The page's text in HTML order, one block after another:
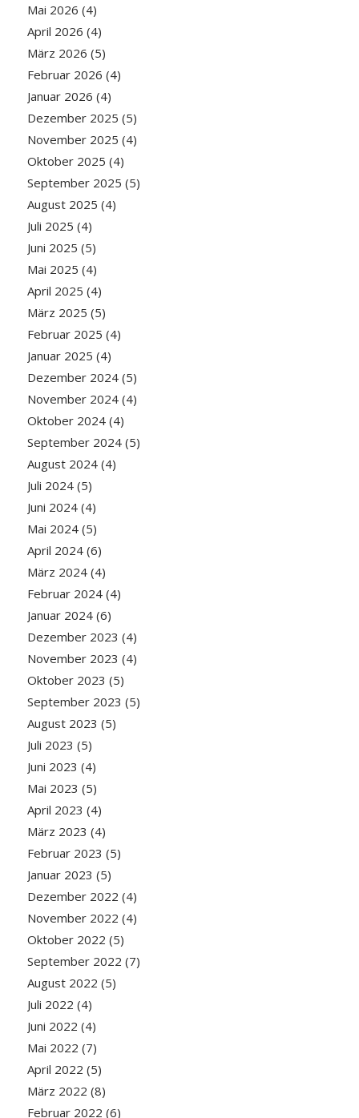
Mai 2026 (4)
April 2026 (4)
März 2026 (5)
Februar 2026 (4)
Januar 2026 (4)
Dezember 2025 (5)
November 2025 (4)
Oktober 2025 (4)
September 2025 (5)
August 2025 (4)
Juli 2025 (4)
Juni 2025 (5)
Mai 2025 (4)
April 2025 (4)
März 2025 (5)
Februar 2025 (4)
Januar 2025 (4)
Dezember 2024(5)
November 2024(4)
Oktober 2024(4)
September 2024(5)
August 2024(4)
Juli 2024(5)
Juni 2024(4)
Mai 2024(5)
April 2024(6)
März 2024(4)
Februar 2024(4)
Januar 2024(6)
Dezember 2023 (4)
November 2023 (4)
Oktober 2023 (5)
September 2023 (5)
August 2023 (5)
Juli 2023 (5)
Juni 2023 (4)
Mai 2023 (5)
April 2023 (4)
März 2023 (4)
Februar 2023 (5)
Januar 2023 (5)
Dezember 2022 (4)
November 2022 (4)
Oktober 2022 (5)
September 2022 (7)
August 2022 (5)
Juli 2022 (4)
Juni 2022 (4)
Mai 2022 (7)
April 2022 (5)
März 2022 (8)
Februar 2022 (6)